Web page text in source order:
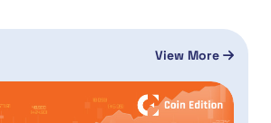
View More